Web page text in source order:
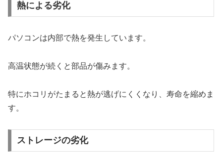
熱による劣化
パソコンは内部で熱を発生しています。
高温状態が続くと部品が傷みます。
特にホコリがたまると熱が逃げにくくなり、寿命を縮めま
す。
ストレージの劣化